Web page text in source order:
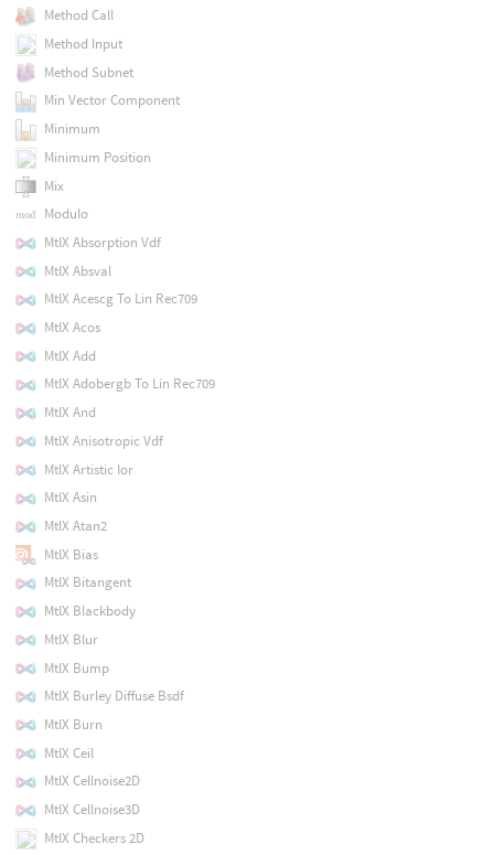
Method Call
Method Input
Method Subnet
Min Vector Component
Minimum
Minimum Position
Mix
Modulo
MtlX Absorption Vdf
MtlX Absval
MtlX Acescg To Lin Rec709
MtlX Acos
MtlX Add
MtlX Adobergb To Lin Rec709
MtlX And
MtlX Anisotropic Vdf
MtlX Artistic Ior
MtlX Asin
MtlX Atan2
MtlX Bias
MtlX Bitangent
MtlX Blackbody
MtlX Blur
MtlX Bump
MtlX Burley Diffuse Bsdf
MtlX Burn
MtlX Ceil
MtlX Cellnoise2D
MtlX Cellnoise3D
MtlX Checkers 2D